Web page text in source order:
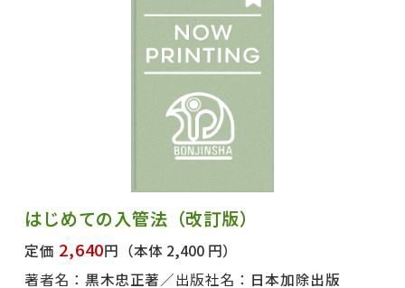
はじめての入管法（改訂版）
定価 2,640円 （本体 2,400 円）
著者名： 黒木忠正著 出版社名： 日本加除出版